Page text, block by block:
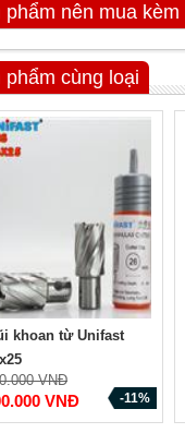
phẩm nên mua kèm
phẩm cùng loại
khoan từ Unifast
VNĐ
VNĐ -11%